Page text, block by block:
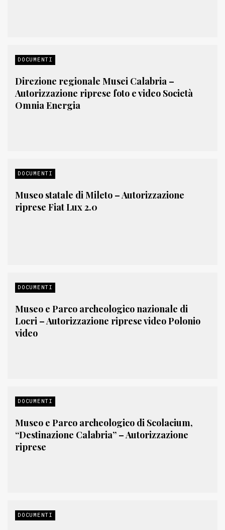
DOCUMENTI
Direzione regionale Musei Calabria –
Autorizzazione riprese foto e video Società
Omnia Energia
DOCUMENTI
Museo statale di Mileto – Autorizzazione
riprese Fiat Lux 2.0
DOCUMENTI
Museo e Parco archeologico nazionale di
Locri – Autorizzazione riprese video Polonio
video
DOCUMENTI
Museo e Parco archeologico di Scolacium,
“Destinazione Calabria” – Autorizzazione
riprese
DOCUMENTI